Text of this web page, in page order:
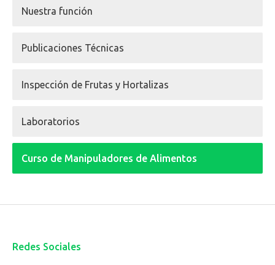
Nuestra función
Publicaciones Técnicas
Inspección de Frutas y Hortalizas
Laboratorios
Curso de Manipuladores de Alimentos
Redes Sociales